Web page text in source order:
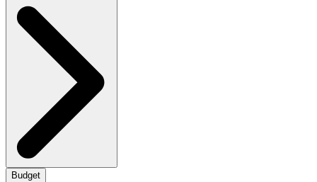
Budget